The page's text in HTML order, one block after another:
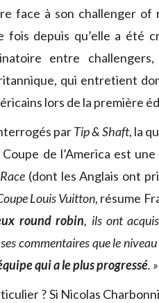
face à son challenger of
fois depuis qu’elle a été
entre
qui entretient
lors de la première
parTip & Shaft, la
de l’America est une
(dont les Anglais ont
Louis Vuitton, résume
round robin, ils ont
commentaires que le
qui a le plus progressé. »
? Si Nicolas